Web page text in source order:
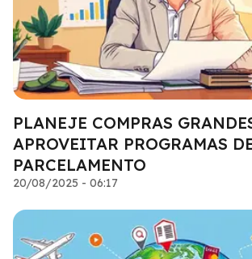
PLANEJE COMPRAS
APROVEITAR PROGRAMAS
PARCELAMENTO
20/08/2025 - 06:17